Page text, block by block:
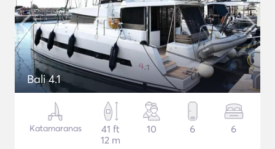
Bali 4.1
Katamaranas
41 ft
12 m
10 6 6